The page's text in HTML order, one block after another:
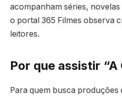
acompanham séries,
o portal 365 Filmes observa
leitores.
Por que assistir “A
Para quem busca produções